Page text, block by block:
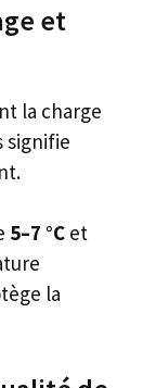
et
la charge
signifie
5–7 °C et
la